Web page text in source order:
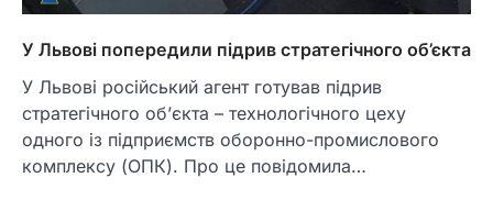
У Львові попередили підрив стратегічного об’єкта
У Львові російський агент готував підрив
стратегічного об’єкта – технологічного цеху
одного із підприємств оборонно-промислового
комплексу (ОПК). Про це повідомила…